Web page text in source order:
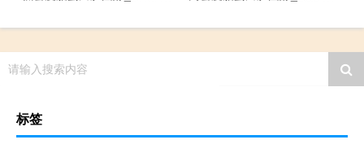
请输入搜索内容
标签